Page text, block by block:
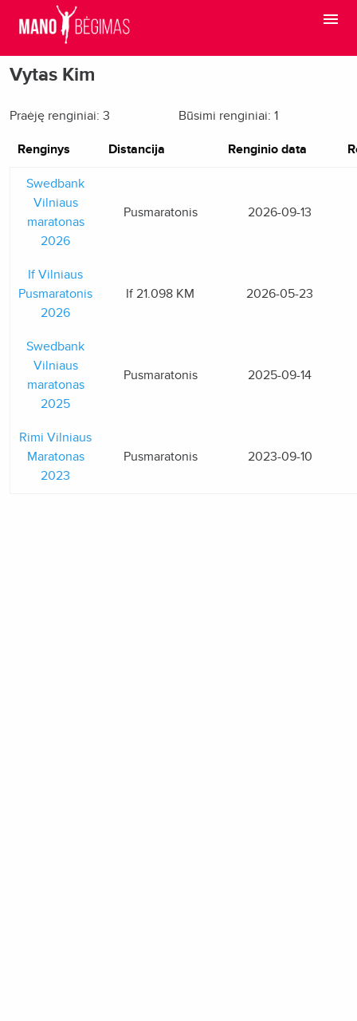
Vytas Kim
Praėję renginiai: 3 Būsimi renginiai: 1
Renginys Distancija Renginio data
Swedbank
Vilniaus
maratonas
2026
Pusmaratonis 2026-09-13
If Vilniaus
Pusmaratonis
2026
If 21.098 KM 2026-05-23
Swedbank
Vilniaus
maratonas
2025
Pusmaratonis 2025-09-14
Rimi Vilniaus
Maratonas
2023
Pusmaratonis 2023-09-10